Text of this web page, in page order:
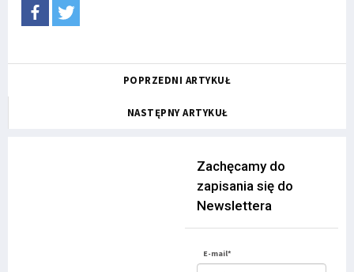
POPRZEDNI ARTYKUŁ
NASTĘPNY ARTYKUŁ
Zachęcamy do
zapisania się do
Newslettera
E-mail*